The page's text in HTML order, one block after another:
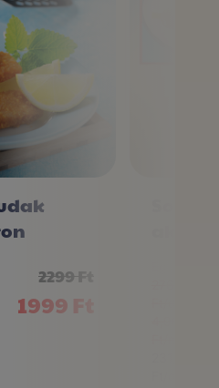
2299 Ft
1999 Ft